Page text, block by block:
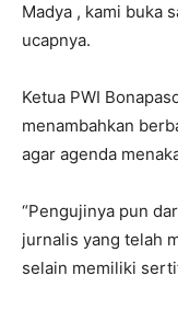
Madya , kami buka
ucapnya.
Ketua PWI
menambahkan
agar agenda
“Pengujinya pun
jurnalis yang telah
selain memiliki